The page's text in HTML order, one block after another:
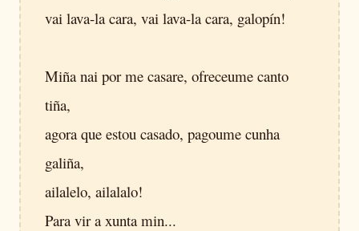
vai lava-la cara, vai lava-la cara, galopín!
Miña nai por me casare, ofreceume canto
tiña,
agora que estou casado, pagoume cunha
galiña,
ailalelo, ailalalo!
Para vir a xunta min...